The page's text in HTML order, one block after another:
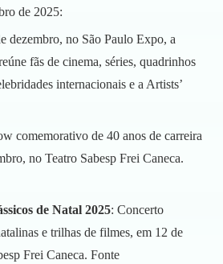
de 2025:
dezembro, no São Paulo Expo, a
fãs de cinema, séries, quadrinhos
internacionais e a Artists’
comemorativo de 40 anos de carreira
no Teatro Sabesp Frei Caneca.
de Natal 2025: Concerto
e trilhas de filmes, em 12 de
Frei Caneca. Fonte